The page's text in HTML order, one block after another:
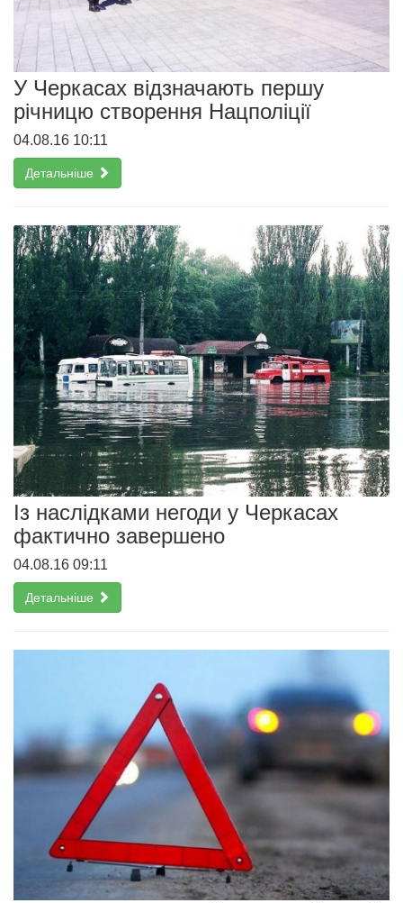
У Черкасах відзначають першу
річницю створення Нацполіції
04.08.16 10:11
Детальніше
Із наслідками негоди у Черкасах
фактично завершено
04.08.16 09:11
Детальніше